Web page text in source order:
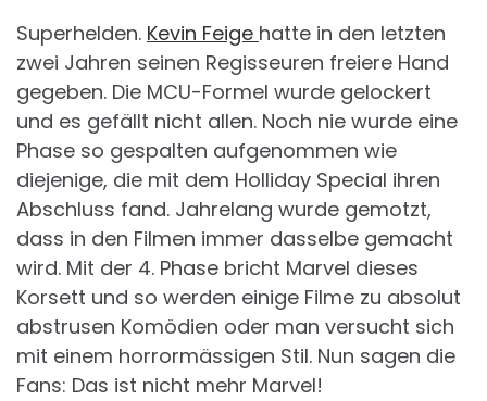
Superhelden. Kevin Feige hatte in den letzten
zwei Jahren seinen Regisseuren freiere Hand
gegeben. Die MCU-Formel wurde gelockert
und es gefällt nicht allen. Noch nie wurde eine
Phase so gespalten aufgenommen wie
diejenige, die mit dem Holliday Special ihren
Abschluss fand. Jahrelang wurde gemotzt,
dass in den Filmen immer dasselbe gemacht
wird. Mit der 4. Phase bricht Marvel dieses
Korsett und so werden einige Filme zu absolut
abstrusen Komödien oder man versucht sich
mit einem horrormässigen Stil. Nun sagen die
Fans: Das ist nicht mehr Marvel!